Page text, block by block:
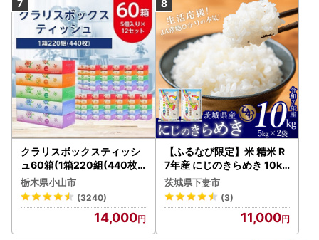
クラリスボックスティッシ
ュ60箱(1箱220組(440枚))
(5個入り×12セット)【配送
不可地域：離島・沖縄県】
【1256759】
栃木県小山市
(3240)
14,000
【ふるなび限定】米 精米 R
7年産 にじのきらめき 10kg
10月 FN-Limited-PR
茨城県下妻市
(3)
11,000